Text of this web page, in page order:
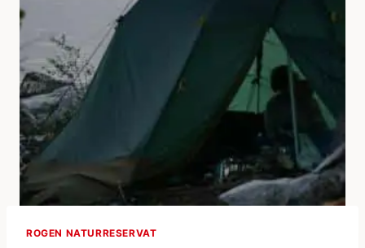
ROGEN NATURRESERVAT